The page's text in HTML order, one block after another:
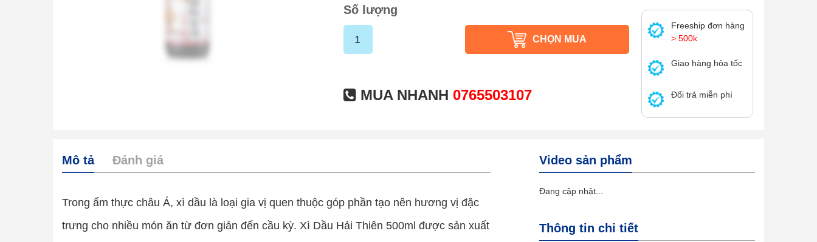
Số lượng
CHỌN MUA
MUA NHANH 0765503107
Freeship đơn hàng
> 500k
Giao hàng hỏa tốc
Đổi trả miễn phí
Mô tả Đánh giá
Trong ẩm thực châu Á, xì dầu là loại gia vị quen thuộc góp phần tạo nên hương vị đặc
trưng cho nhiều món ăn từ đơn giản đến cầu kỳ. Xì Dầu Hải Thiên 500ml được sản xuất
Video sản phẩm
Đang cập nhật...
Thông tin chi tiết